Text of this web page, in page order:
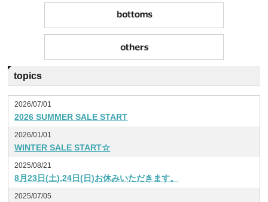
topics
2026/07/01
2026 SUMMER SALE START
2026/01/01
WINTER SALE START☆
2025/08/21
8月23日(土),24日(日)お休みいただきます。
2025/07/05